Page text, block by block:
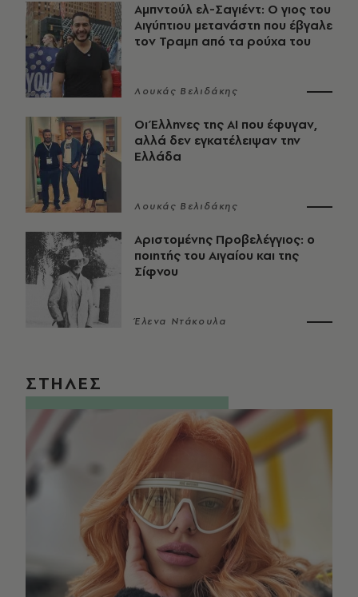
Αμπντούλ ελ-Σαγιέντ: Ο γιος του
Αιγύπτιου μετανάστη που έβγαλε
τον Τραμπ από τα ρούχα του
Λουκάς Βελιδάκης
Οι Έλληνες της ΑΙ που έφυγαν,
αλλά δεν εγκατέλειψαν την
Ελλάδα
Λουκάς Βελιδάκης
Αριστομένης Προβελέγγιος: ο
ποιητής του Αιγαίου και της
Σίφνου
Έλενα Ντάκουλα
ΣΤΗΛΕΣ